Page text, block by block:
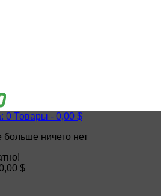
0 Товары - 0,00 $
больше ничего нет
$